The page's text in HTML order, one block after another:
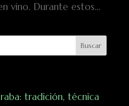
vino. Durante estos...
Buscar
tradición, técnica